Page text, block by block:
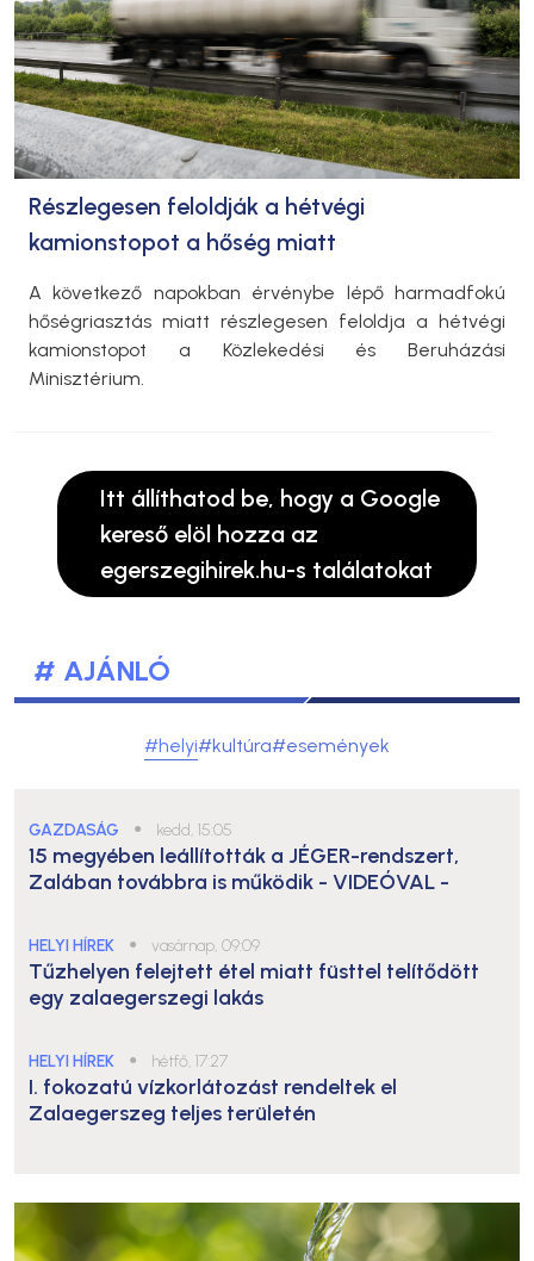
Részlegesen feloldják a hétvégi
kamionstopot a hőség miatt
A következő napokban érvénybe lépő harmadfokú
hőségriasztás miatt részlegesen feloldja a hétvégi
kamionstopot a Közlekedési és Beruházási
Minisztérium.
Itt állíthatod be, hogy a Google
kereső elöl hozza az
egerszegihirek.hu-s találatokat
# AJÁNLÓ
#helyi#kultúra#események
GAZDASÁG ● kedd, 15:05
15 megyében leállították a JÉGER-rendszert,
Zalában továbbra is működik - VIDEÓVAL -
HELYI HÍREK ● vasárnap, 09:09
Tűzhelyen felejtett étel miatt füsttel telítődött
egy zalaegerszegi lakás
HELYI HÍREK ● hétfő, 17:27
I. fokozatú vízkorlátozást rendeltek el
Zalaegerszeg teljes területén